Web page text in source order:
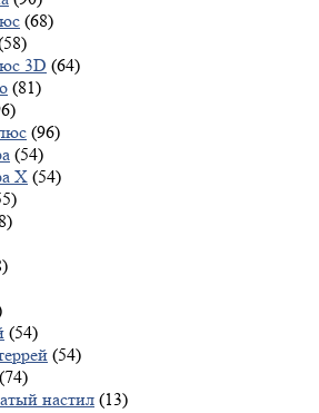
(68)
3D (64)
(81)
(96)
(54)
X (54)
(54)
(54)
(74)
настил (13)